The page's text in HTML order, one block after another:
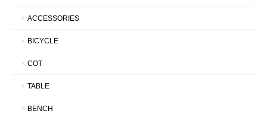
ACCESSORIES
BICYCLE
COT
TABLE
BENCH